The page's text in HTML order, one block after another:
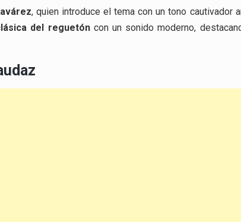
, quien introduce el tema con un tono cautivador
del reguetóncon un sonido moderno,